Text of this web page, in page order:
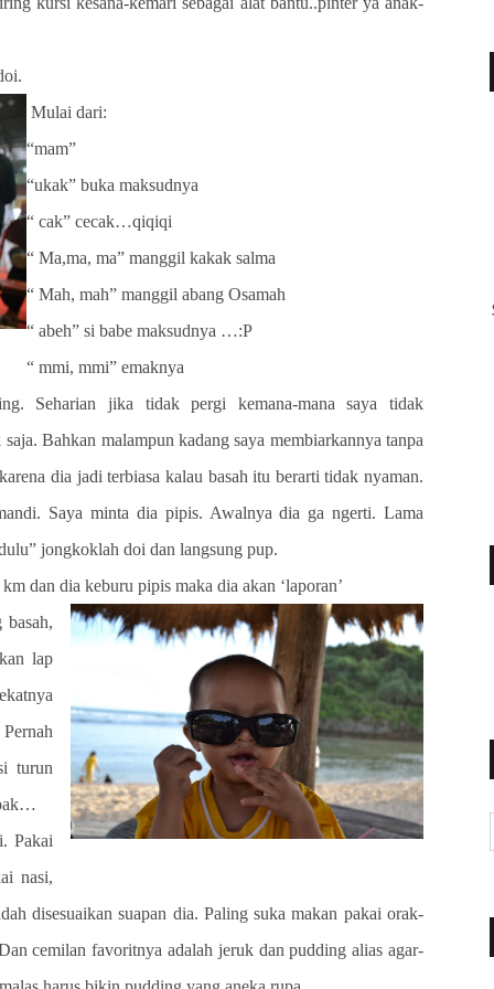
Mulai dari:
“mam”
“ukak” buka maksudnya
“ cak” cecak…qiqiqi
“ Ma,ma, ma” manggil kakak salma
“ Mah, mah” manggil abang Osamah
“ abeh” si babe maksudnya …:P
“ mmi, mmi” emaknya
Seharian jika tidak pergi kemana-mana saya tidak
Bahkan malampun kadang saya membiarkannya tanpa
dia jadi terbiasa kalau basah itu berarti tidak nyaman.
Saya minta dia pipis. Awalnya dia ga ngerti. Lama
jongkoklah doi dan langsung pup.
dan dia keburu pipis maka dia akan ‘laporan’
lap
turun
Pakai
nasi,
disesuaikan suapan dia. Paling suka makan pakai orak-
cemilan favoritnya adalah jeruk dan pudding alias agar-